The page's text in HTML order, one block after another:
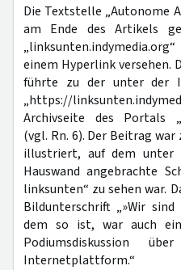
Die Textstelle „Autonome
am Ende des Artikels
einem Hyperlink versehen.
führte zu der unter der
„https://
Archivseite des Portals
(vgl. Rn. 6). Der Beitrag
illustriert, auf dem unter
Hauswand angebrachte
linksunten“ zu sehen war.
Bildunterschrift „»Wir
dem so ist, war auch
Podiumsdiskussion
Internetplattform.“